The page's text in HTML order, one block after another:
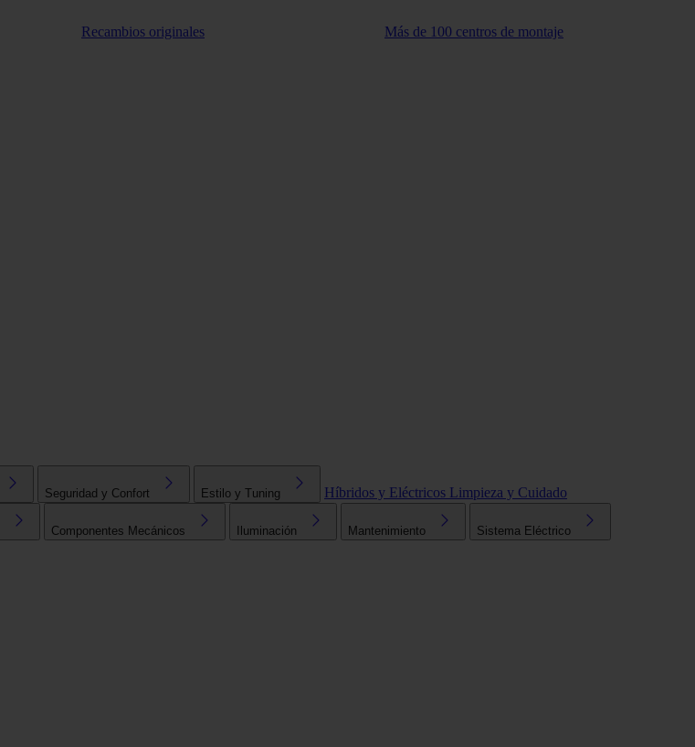
Recambios originales Más de 100 centros de montaje
Seguridad y Confort Estilo y Tuning Híbridos y Eléctricos Limpieza y Cuidado
Componentes Mecánicos Iluminación Mantenimiento Sistema Eléctrico